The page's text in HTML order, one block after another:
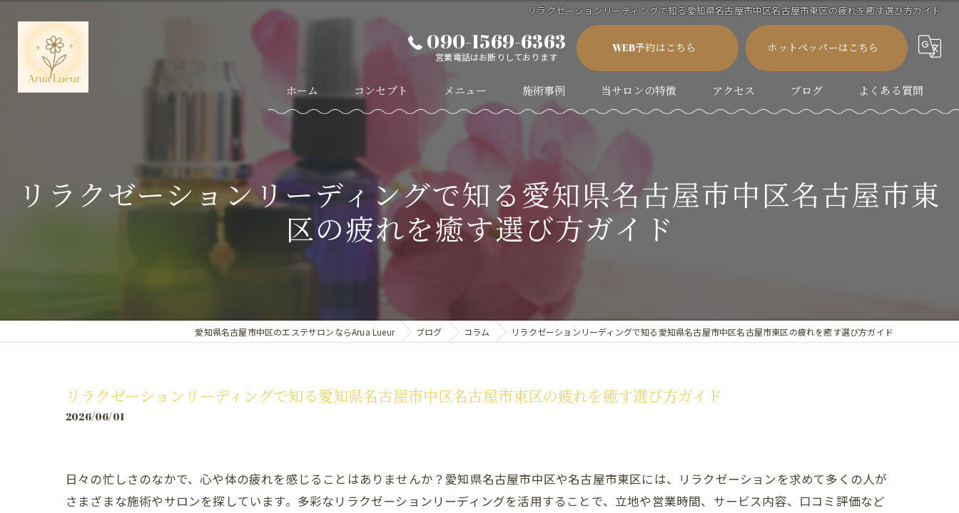
リラクゼーションリーディングで知る愛知県名古屋市中区名古屋市東区の疲れを癒す選び方ガイド
090-1569-6363
営業電話はお断りしております
WEB予約はこちら ホットペッパーはこちら
ホーム コンセプト メニュー 施術事例 当サロンの特徴
足つぼ
肩こり
アクセス ブログ よくある質問
リラクゼーションリーディングで知る愛知県名古屋市中区名古屋市東
区の疲れを癒す選び方ガイド
愛知県名古屋市中区のエステサロンならArua Lueur ブログ コラム リラクゼーションリーディングで知る愛知県名古屋市中区名古屋市東区の疲れを癒す選び方ガイド
リラクゼーションリーディングで知る愛知県名古屋市中区名古屋市東区の疲れを癒す選び方ガイド
2026/06/01
日々の忙しさのなかで、心や体の疲れを感じることはありませんか？愛知県名古屋市中区や名古屋市東区には、リラクゼーションを求めて多くの人が
さまざまな施術やサロンを探しています。多彩なリラクゼーションリーディングを活用することで、立地や営業時間、サービス内容、口コミ評価など